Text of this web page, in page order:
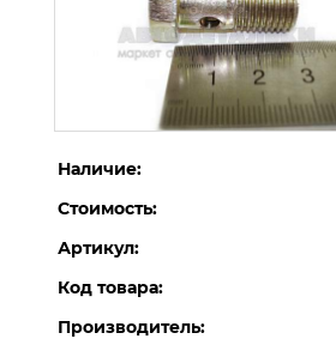
Наличие:
Стоимость:
Артикул:
Код товара:
Производитель: